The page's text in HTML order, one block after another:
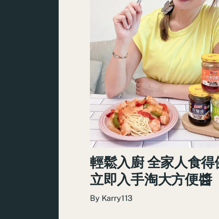
輕鬆入廚 全家人食得
立即入手淘大方便醬
By Karry113